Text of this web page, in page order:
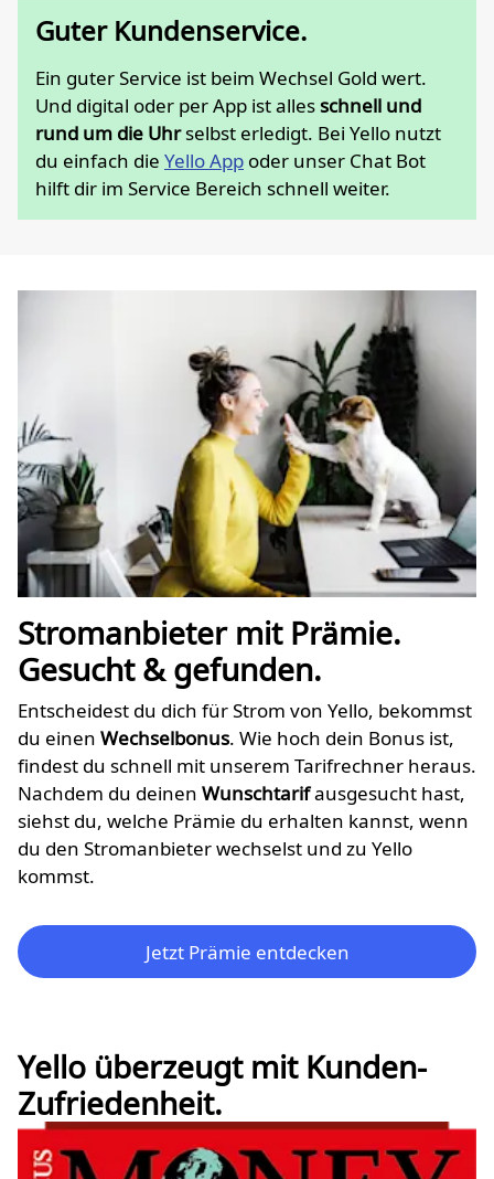
Guter Kundenservice.
Ein guter Service ist beim Wechsel Gold wert.
Und digital oder per App ist allesschnell und
rund um die Uhrselbst erledigt. Bei Yello nutzt
du einfach die Yello App oder unser Chat Bot
hilft dir im Service Bereich schnell weiter.
Stromanbieter mit Prämie.
Gesucht & gefunden.
Entscheidest du dich für Strom von Yello, bekommst
du einen Wechselbonus. Wie hoch dein Bonus ist,
findest du schnell mit unserem Tarifrechner heraus.
Nachdem du deinen Wunschtarifausgesucht hast,
siehst du, welche Prämie du erhalten kannst, wenn
du den Stromanbieter wechselst und zu Yello
kommst.
Jetzt Prämie entdecken
Yello überzeugt mit Kunden-
Zufriedenheit.